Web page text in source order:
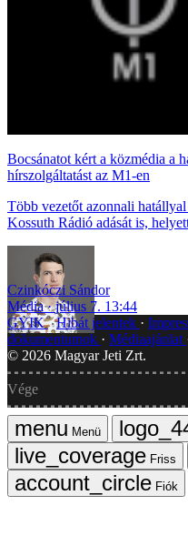
Bocsánatot kért a közmédia a
hírszolgáltatást az M1-en
Több vezetőt azonnali
Kossuth Rádió adását is,
Czinkóczi Sándor
Média
július 7. 13:44
GYIK Hibát jelentek
dokumentumok
Médiaajánlat
© 2026 Magyar Jeti Zrt.
Vége
Menü
Friss
Fiók